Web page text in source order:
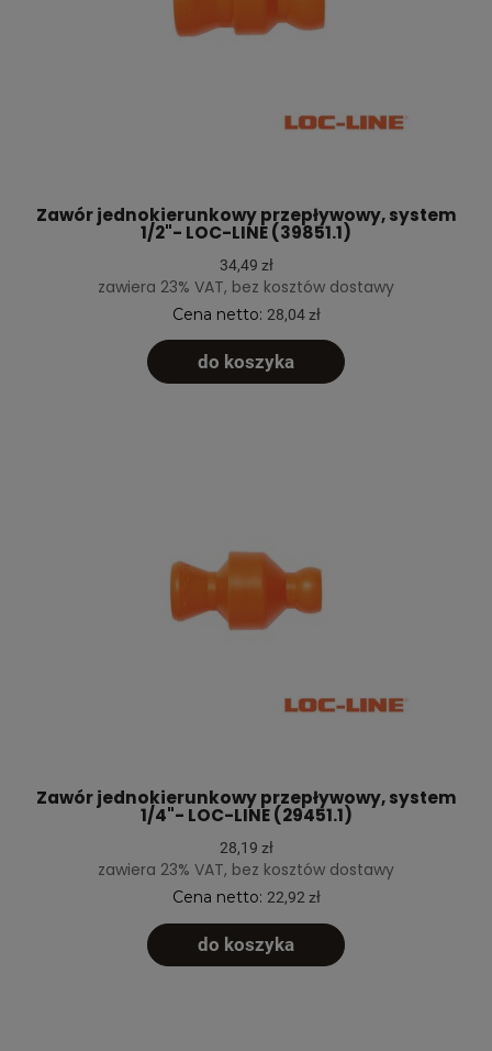
Zawór jednokierunkowy przepływowy, system
1/2"- LOC-LINE (39851.1)
34,49 zł
zawiera 23% VAT, bez kosztów dostawy
Cena netto: 28,04 zł
do koszyka
Zawór jednokierunkowy przepływowy, system
1/4"- LOC-LINE (29451.1)
28,19 zł
zawiera 23% VAT, bez kosztów dostawy
Cena netto: 22,92 zł
do koszyka